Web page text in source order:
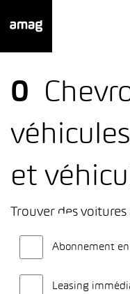
0
et
Trouver des
Abonnement
Leasing